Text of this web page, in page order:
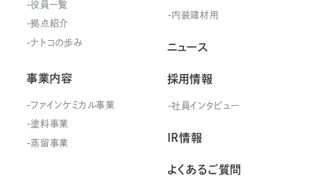
役員一覧
拠点紹介
ナトコの歩み
事業内容
ファインケミカル事業
塗料事業
蒸留事業
内装建材用
ニュース
採用情報
社員インタビュー
IR情報
よくあるご質問